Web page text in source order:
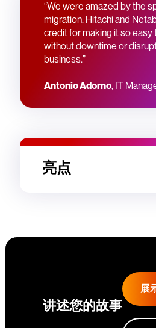
“We were amazed by the
migration. Hitachi and
credit for making it so easy
without downtime or
business.”
Antonio Adorno, IT
亮点
讲述您的故事
展